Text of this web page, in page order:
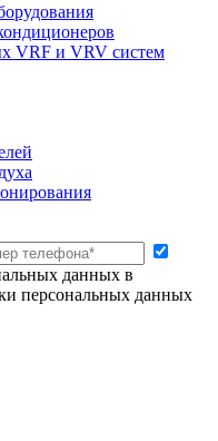
VRF и VRV систем
данных в
персональных данных